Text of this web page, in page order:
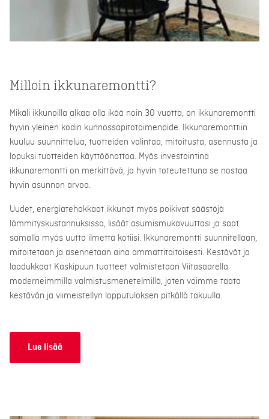
Milloin ikkunaremontti?
Mikäli ikkunoilla alkaa olla ikää noin 30 vuotta, on ikkunaremontti
hyvin yleinen kodin kunnossapitotoimenpide. Ikkunaremonttiin
kuuluu suunnittelua, tuotteiden valintaa, mitoitusta, asennusta ja
lopuksi tuotteiden käyttöönottoa. Myös investointina
ikkunaremontti on merkittävä, ja hyvin toteutettuna se nostaa
hyvin asunnon arvoa.
Uudet, energiatehokkaat ikkunat myös poikivat säästöjä
lämmityskustannuksissa, lisäät asumismukavuuttasi ja saat
samalla myös uutta ilmettä kotiisi. Ikkunaremontti suunnitellaan,
mitoitetaan ja asennetaan aina ammattitaitoisesti. Kestävät ja
laadukkaat Kaskipuun tuotteet valmistetaan Viitasaarella
moderneimmilla valmistusmenetelmillä, joten voimme taata
kestävän ja viimeistellyn lopputuloksen pitkällä takuulla.
Lue lisää